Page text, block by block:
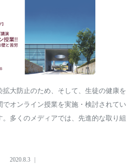
拡大防止のため、そして、生徒の健康を
オンライン授業を実施・検討されてい
。多くのメディアでは、先進的な取り組
2020.8.3